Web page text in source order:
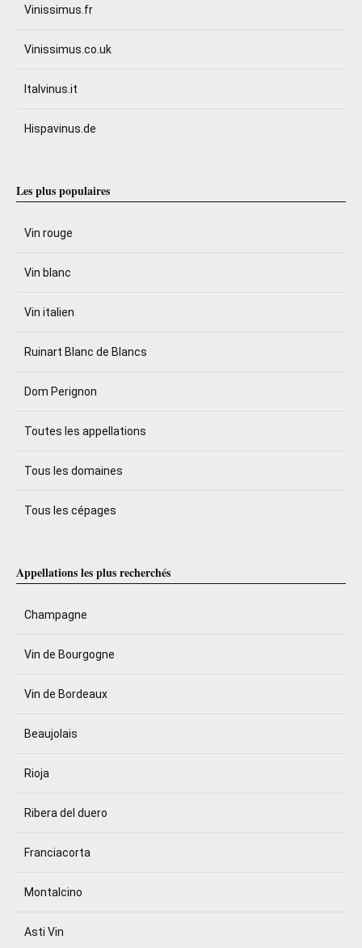
Vinissimus.fr
Vinissimus.co.uk
Italvinus.it
Hispavinus.de
Les plus populaires
Vin rouge
Vin blanc
Vin italien
Ruinart Blanc de Blancs
Dom Perignon
Toutes les appellations
Tous les domaines
Tous les cépages
Appellations les plus recherchés
Champagne
Vin de Bourgogne
Vin de Bordeaux
Beaujolais
Rioja
Ribera del duero
Franciacorta
Montalcino
Asti Vin